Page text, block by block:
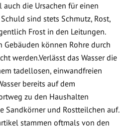
auch die Ursachen für einen
sind stets Schmutz, Rost,
Frost in den Leitungen.
Gebäuden können Rohre durch
werden.Verlässt das Wasser die
tadellosen, einwandfreien
bereits auf dem
zu den Haushalten
Sandkörner und Rostteilchen auf.
stammen oftmals von den